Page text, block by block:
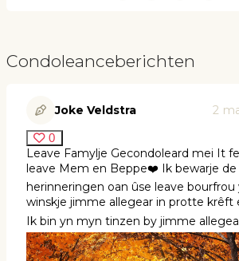
Condoleanceberichten
Joke Veldstra 2
0
Leave Famylje Gecondoleard mei It
leave Mem en Beppe❤️ Ik bewarje de
herinneringen oan ûse leave
winskje jimme allegear in protte
Ik bin yn myn tinzen by jimme